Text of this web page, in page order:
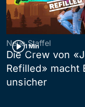
1 Min
Neue Staffel
Die Crew von
Refilled» macht
unsicher